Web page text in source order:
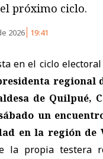
próximo ciclo.
2026 19:41
en el ciclo
regional
de Quilpué,
un
en la región de
la propia testera